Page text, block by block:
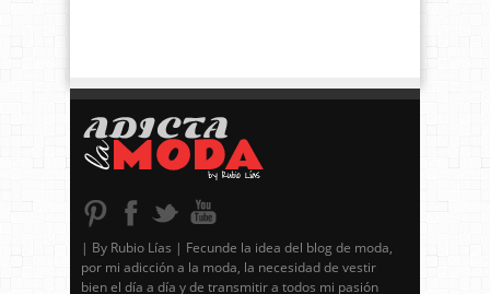
| By Rubio Lías | Fecunde la idea del blog de moda,
por mi adicción a la moda, la necesidad de vestir
bien el día a día y de transmitir a todos mi pasión